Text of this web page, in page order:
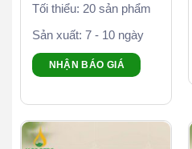
Tối thiểu: 20 sản phẩm
Sản xuất: 7 - 10 ngày
NHẬN BÁO GIÁ